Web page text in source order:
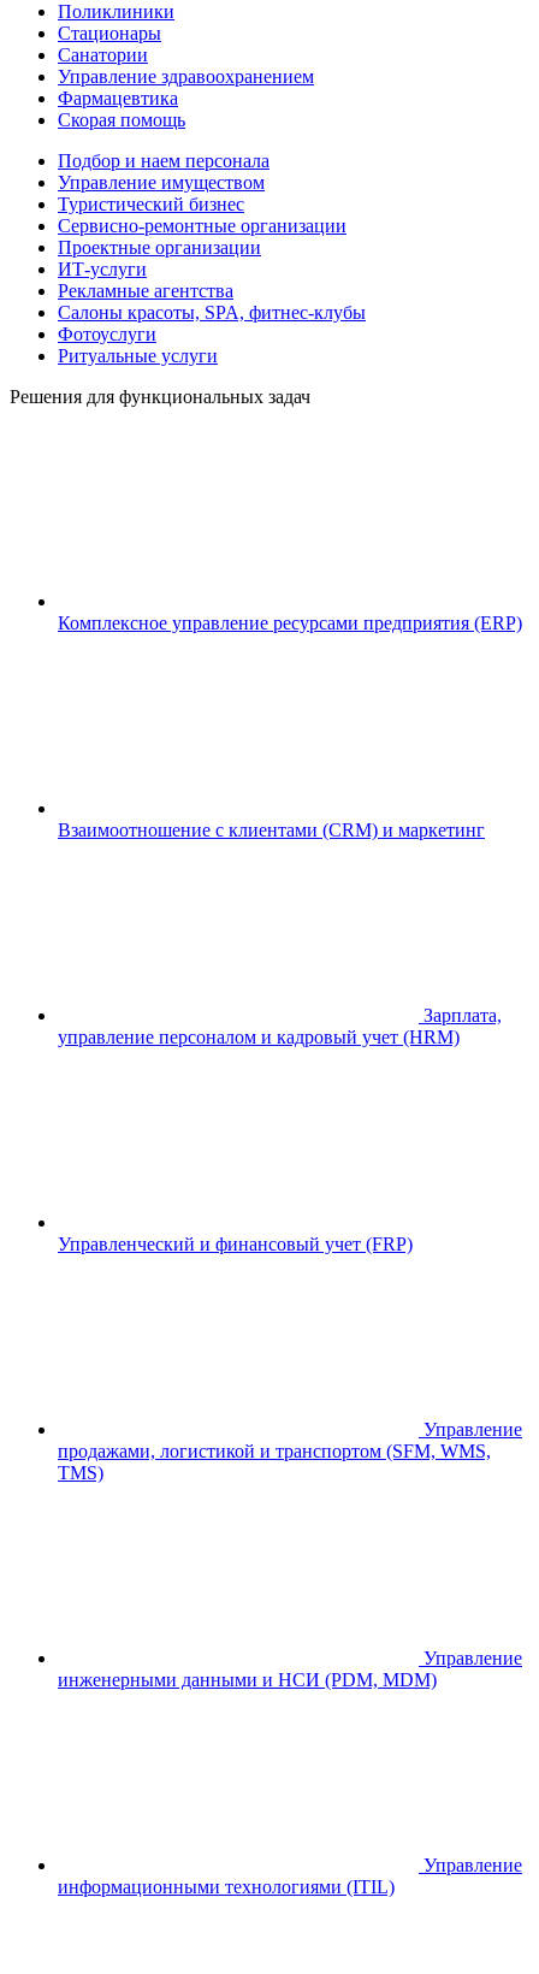
Поликлиники
Стационары
Санатории
Управление здравоохранением
Фармацевтика
Скорая помощь
Подбор и наем персонала
Управление имуществом
Туристический бизнес
Сервисно-ремонтные организации
Проектные организации
ИТ-услуги
Рекламные агентства
Салоны красоты, SPA, фитнес-клубы
Фотоуслуги
Ритуальные услуги
Решения для функциональных задач
Комплексное управление ресурсами предприятия (ERP)
Взаимоотношение с клиентами (CRM) и маркетинг
Зарплата,
управление персоналом и кадровый учет (HRM)
Управленческий и финансовый учет (FRP)
Управление
продажами, логистикой и транспортом (SFM, WMS,
TMS)
Управление
инженерными данными и НСИ (PDM, MDM)
Управление
информационными технологиями (ITIL)